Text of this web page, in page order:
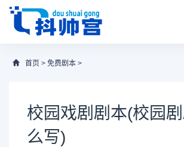
首页 > 免费剧本 >
校园戏剧剧本(校园
么写)